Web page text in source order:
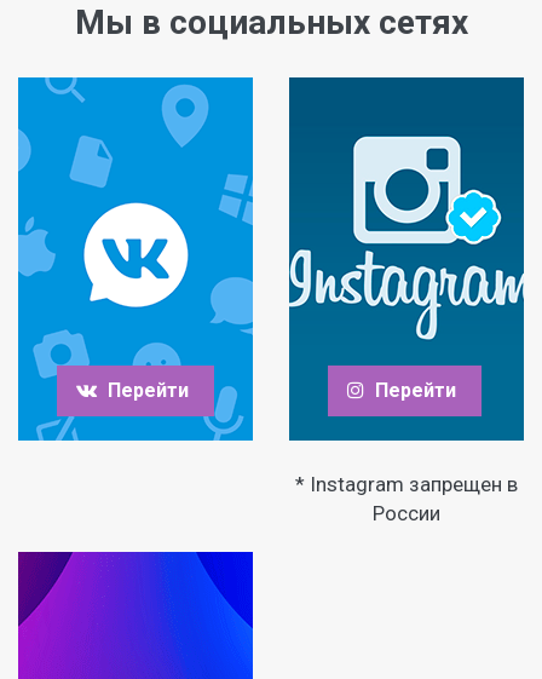
Мы в социальных сетях
Перейти Перейти
* Instagram запрещен в
России